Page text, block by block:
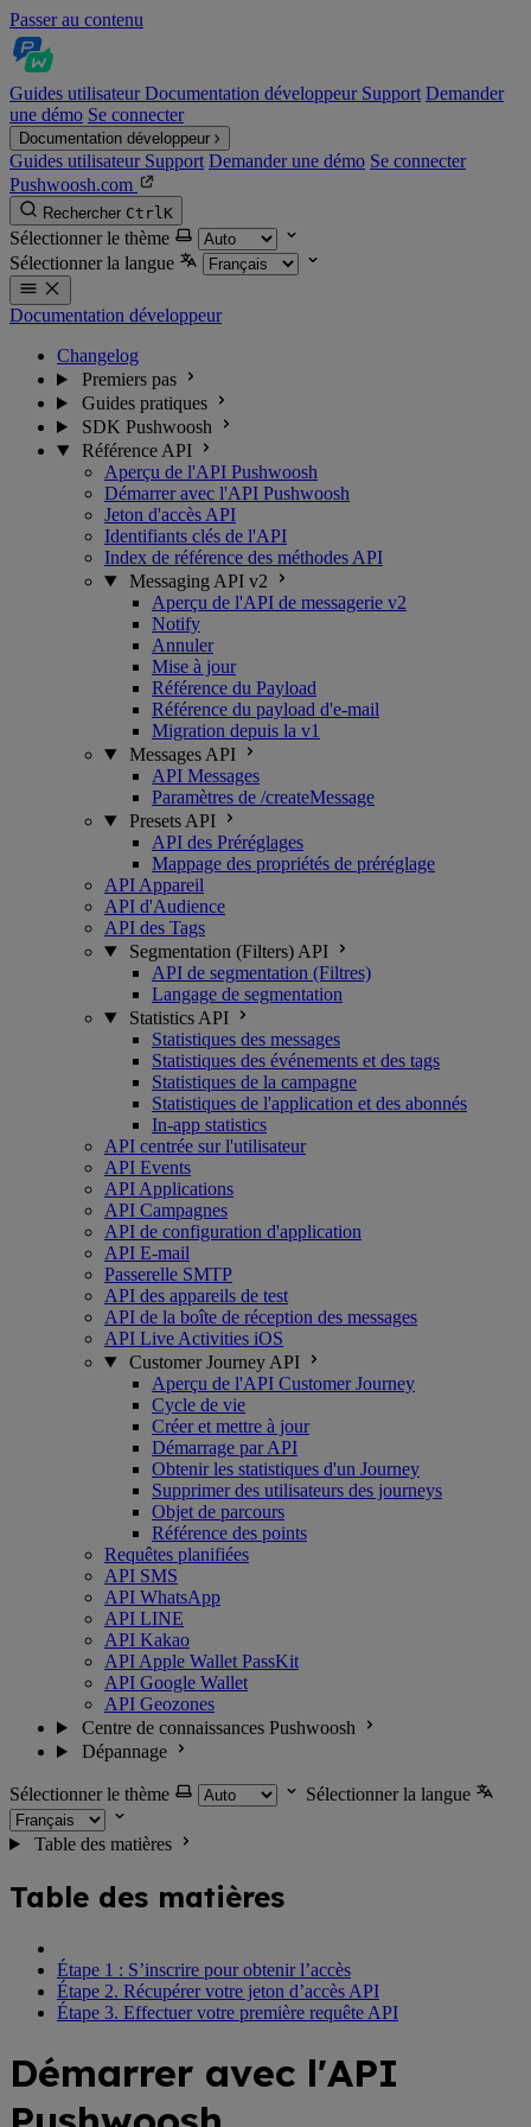
Passer au contenu
Guides utilisateurDocumentation développeur Support Demander
une démo Se connecter
Documentation développeur
Guides utilisateur Support Demander une démo Se connecter
Pushwoosh.com
Rechercher CtrlK
Sélectionner le thème
Sélectionner la langue
Documentation développeur
Changelog
Premiers pas
Guides pratiques
SDK Pushwoosh
Référence API
Aperçu de l'API Pushwoosh
Démarrer avec l'API Pushwoosh
Jeton d'accès API
Identifiants clés de l'API
Index de référence des méthodes API
Messaging API v2
Aperçu de l'API de messagerie v2
Notify
Annuler
Mise à jour
Référence du Payload
Référence du payload d'e-mail
Migration depuis la v1
Messages API
API Messages
Paramètres de /createMessage
Presets API
API des Préréglages
Mappage des propriétés de préréglage
API Appareil
API d'Audience
API des Tags
Segmentation (Filters) API
API de segmentation (Filtres)
Langage de segmentation
Statistics API
Statistiques des messages
Statistiques des événements et des tags
Statistiques de la campagne
Statistiques de l'application et des abonnés
In-app statistics
API centrée sur l'utilisateur
API Events
API Applications
API Campagnes
API de configuration d'application
API E-mail
Passerelle SMTP
API des appareils de test
API de la boîte de réception des messages
API Live Activities iOS
Customer Journey API
Aperçu de l'API Customer Journey
Cycle de vie
Créer et mettre à jour
Démarrage par API
Obtenir les statistiques d'un Journey
Supprimer des utilisateurs des journeys
Objet de parcours
Référence des points
Requêtes planifiées
API SMS
API WhatsApp
API LINE
API Kakao
API Apple Wallet PassKit
API Google Wallet
API Geozones
Centre de connaissances Pushwoosh
Dépannage
Sélectionner le thème Sélectionner la langue
Table des matières
Table des matières
Étape 1 : S’inscrire pour obtenir l’accès
Étape 2. Récupérer votre jeton d’accès API
Étape 3. Effectuer votre première requête API
Démarrer avec l'API